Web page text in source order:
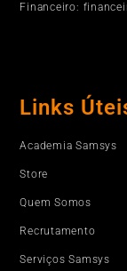
Financeiro:
Links
Academia Samsys
Store
Quem Somos
Recrutamento
Serviços Samsys